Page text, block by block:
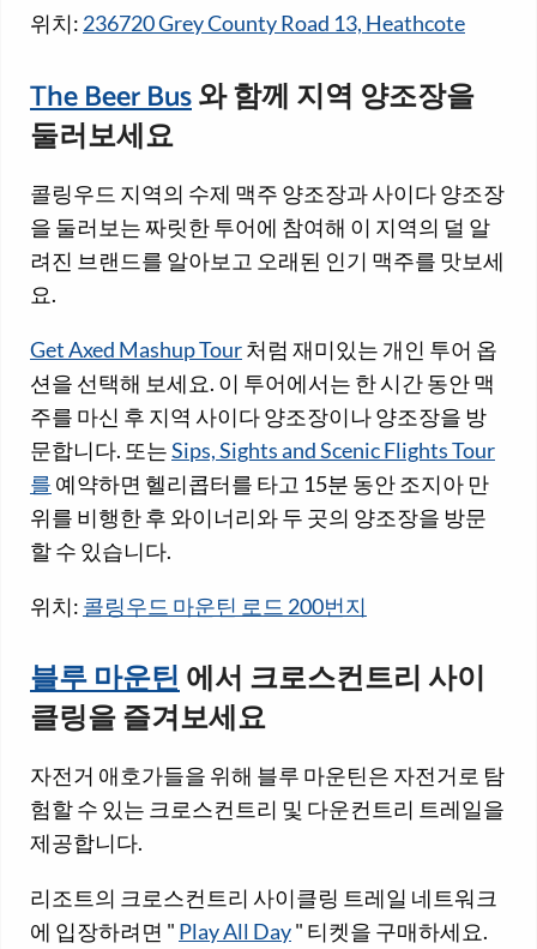
위치: 236720 Grey County Road 13, Heathcote
The Beer Bus와 함께 지역 양조장을
둘러보세요
콜링우드 지역의 수제 맥주 양조장과 사이다 양조장
을 둘러보는 짜릿한 투어에 참여해 이 지역의 덜 알
려진 브랜드를 알아보고 오래된 인기 맥주를 맛보세
요.
Get Axed Mashup Tour처럼 재미있는 개인 투어 옵
션을 선택해 보세요. 이 투어에서는 한 시간 동안 맥
주를 마신 후 지역 사이다 양조장이나 양조장을 방
문합니다. 또는Sips, Sights and Scenic Flights Tour
를 예약하면 헬리콥터를 타고 15분 동안 조지아 만
위를 비행한 후 와이너리와 두 곳의 양조장을 방문
할 수 있습니다.
위치: 콜링우드 마운틴 로드 200번지
블루 마운틴에서 크로스컨트리 사이
클링을 즐겨보세요
자전거 애호가들을 위해 블루 마운틴은 자전거로 탐
험할 수 있는 크로스컨트리 및 다운컨트리 트레일을
제공합니다.
리조트의 크로스컨트리 사이클링 트레일 네트워크
에 입장하려면 " Play All Day" 티켓을 구매하세요.